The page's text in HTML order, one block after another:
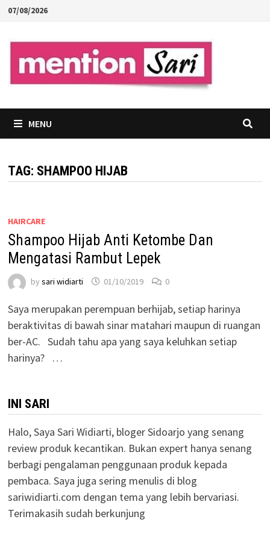
Skip
content
07/08/2026
MENU
TAG: SHAMPOO HIJAB
HAIRCARE
Shampoo Hijab Anti Ketombe Dan
Mengatasi Rambut Lepek
by sari widiarti 01/10/2019 0
Saya merupakan perempuan berhijab, setiap harinya
beraktivitas di bawah sinar matahari maupun di ruangan
ber-AC. Sudah tahu apa yang saya keluhkan setiap
harinya? …
INI SARI
Halo, Saya Sari Widiarti, bloger Sidoarjo yang senang
review produk kecantikan. Bukan expert hanya senang
berbagi pengalaman penggunaan produk kepada
pembaca. Saya juga sering menulis di blog
sariwidiarti.com dengan tema yang lebih bervariasi.
Terimakasih sudah berkunjung